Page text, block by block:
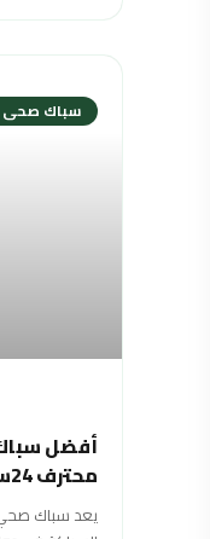
سباك صحى
محترف 24ساعة